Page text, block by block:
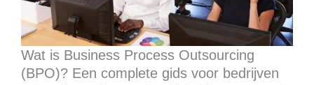
Wat is Business Process Outsourcing
(BPO)? Een complete gids voor bedrijven